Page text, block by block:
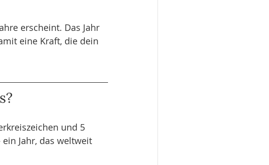
erscheint. Das Jahr
eine Kraft, die dein
und 5
Jahr, das weltweit